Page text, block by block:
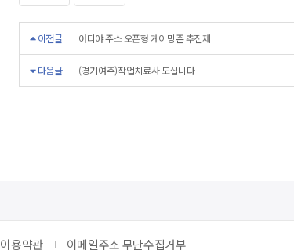
이전글 어디야 주소 오픈형 게이밍존 추진제
다음글 (경기여주)작업치료사 모십니다
이용약관 이메일주소 무단수집거부